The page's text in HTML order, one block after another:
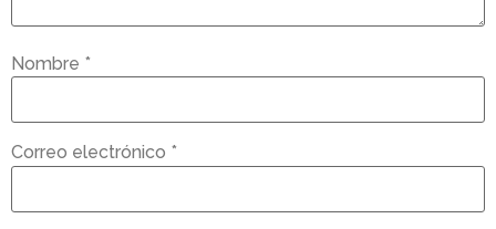
Nombre *
Correo electrónico *